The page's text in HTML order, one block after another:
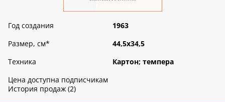
Год создания
1963
Размер, см*
44,5х34,5
Техника
Картон; темпера
Цена доступна подписчикам
История продаж (2)